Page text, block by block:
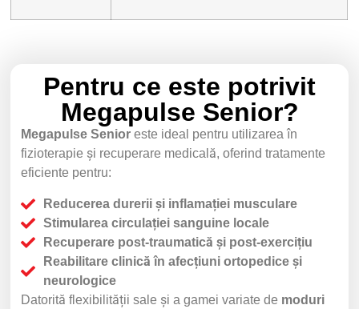
Pentru ce este potrivit
Megapulse Senior?
Megapulse Senior este ideal pentru utilizarea în
fizioterapie și recuperare medicală, oferind tratamente
eficiente pentru:
Reducerea durerii și inflamației musculare
Stimularea circulației sanguine locale
Recuperare post-traumatică și post-exercițiu
Reabilitare clinică în afecțiuni ortopedice și
neurologice
Datorită flexibilității sale și a gamei variate de moduri